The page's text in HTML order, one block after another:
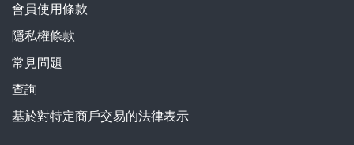
會員使用條款
隱私權條款
常見問題
查詢
基於對特定商戶交易的法律表示